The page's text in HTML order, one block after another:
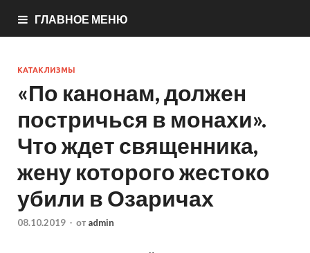
ГЛАВНОЕ МЕНЮ
КАТАКЛИЗМЫ
«По канонам, должен
постричься в монахи».
Что ждет священника,
жену которого жестоко
убили в Озаричах
08.10.2019 - от admin